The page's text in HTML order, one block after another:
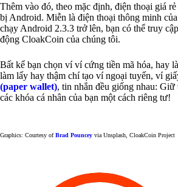
Thêm vào đó, theo mặc định, điện thoại giá
bị Android. Miễn là điện thoại thông minh của
chạy Android 2.3.3 trở lên, bạn có thể truy
động CloakCoin của chúng tôi.
Bất kể bạn chọn ví ví cứng tiền mã hóa, hay
làm lấy hay thậm chí tạo ví ngoại tuyến, ví
(paper wallet), tin nhắn đều giống nhau: Giữ
các khóa cá nhân của bạn một cách riêng tư!
Graphics: Courtesy ofBrad Pouncey via Unsplash, CloakCoin Project